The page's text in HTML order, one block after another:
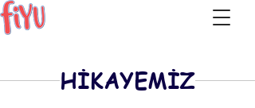
HİKAYEMİZ